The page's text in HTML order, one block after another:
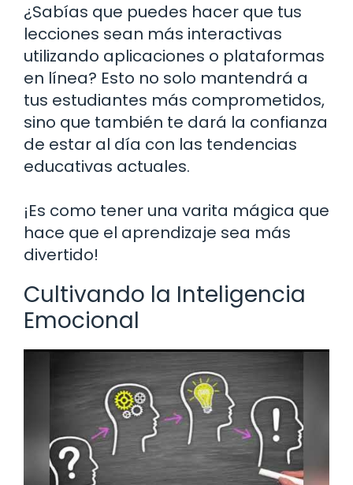
¿Sabías que puedes hacer que tus
lecciones sean más interactivas
utilizando aplicaciones o plataformas
en línea? Esto no solo mantendrá a
tus estudiantes más comprometidos,
sino que también te dará la confianza
de estar al día con las tendencias
educativas actuales.
¡Es como tener una varita mágica que
hace que el aprendizaje sea más
divertido!
Cultivando la Inteligencia
Emocional